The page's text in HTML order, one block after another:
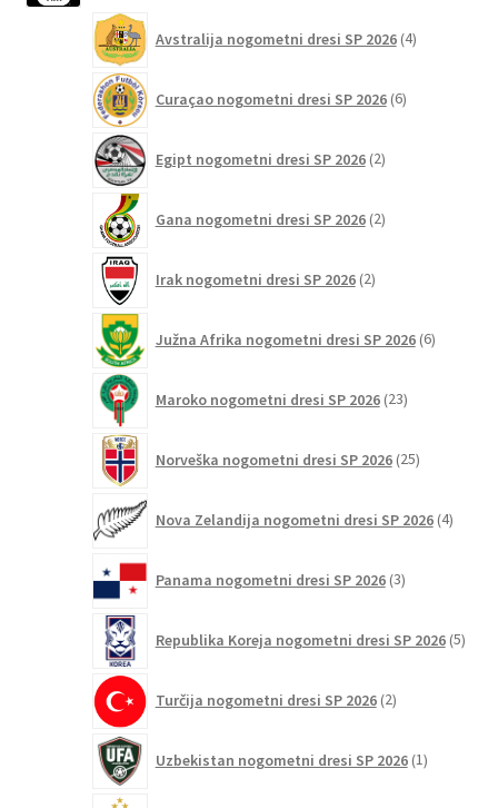
Avstralija nogometni dresi SP 2026 4izdelki
Curaçao nogometni dresi SP 2026 6izdelkov
Egipt nogometni dresi SP 2026 2izdelka
Gana nogometni dresi SP 2026 2izdelka
Irak nogometni dresi SP 2026 2izdelka
Južna Afrika nogometni dresi SP 2026 6izdelkov
Maroko nogometni dresi SP 2026 23izdelkov
Norveška nogometni dresi SP 2026 25izdelkov
Nova Zelandija nogometni dresi SP 2026 4izdelki
Panama nogometni dresi SP 2026 3izdelki
Republika Koreja nogometni dresi SP 2026 5
Turčija nogometni dresi SP 2026 2izdelka
Uzbekistan nogometni dresi SP 2026 1izdelek